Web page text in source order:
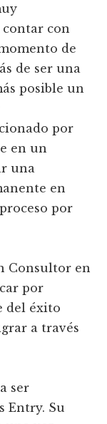
con
de
de ser una
posible un
por
en un
una
en
por
Consultor en
por
del éxito
a través
ser
Entry. Su